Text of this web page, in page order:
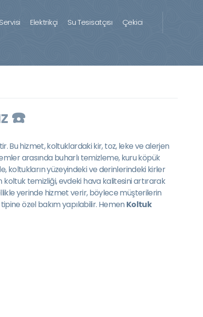
Elektrikçi Su Tesisatçısı Çekici
☎️
Bu hizmet, koltuklardaki kir, toz, leke ve alerjen
arasında buharlı temizleme, kuru köpük
koltukların yüzeyindeki ve derinlerindeki kirler
koltuk temizliği, evdeki hava kalitesini artırarak
yerinde hizmet verir, böylece müşterilerin
özel bakım yapılabilir. Hemen Koltuk